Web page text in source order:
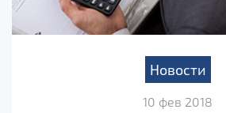
Новости
10 фев 2018